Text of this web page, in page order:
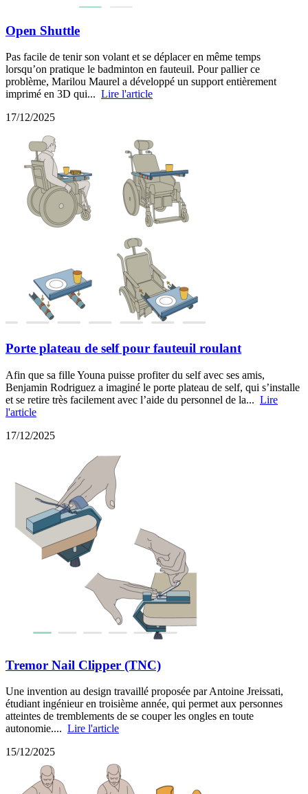
Open Shuttle
Pas facile de tenir son volant et se déplacer en même temps
lorsqu’on pratique le badminton en fauteuil. Pour pallier ce
problème, Marilou Maurel a développé un support entièrement
imprimé en 3D qui... Lire l'article
17/12/2025
Porte plateau de self pour fauteuil roulant
Afin que sa fille Youna puisse profiter du self avec ses amis,
Benjamin Rodriguez a imaginé le porte plateau de self, qui s’installe
et se retire très facilement avec l’aide du personnel de la... Lire
l'article
17/12/2025
Tremor Nail Clipper (TNC)
Une invention au design travaillé proposée par Antoine Jreissati,
étudiant ingénieur en troisième année, qui permet aux personnes
atteintes de tremblements de se couper les ongles en toute
autonomie.... Lire l'article
15/12/2025